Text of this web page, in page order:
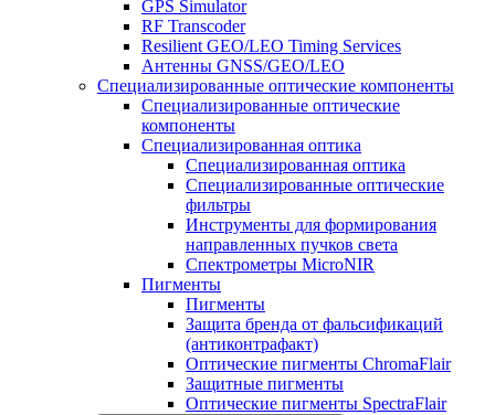
GPS Simulator
RF Transcoder
Resilient GEO/LEO Timing Services
Антенны GNSS/GEO/LEO
Специализированные оптические компоненты
Специализированные оптические
компоненты
Специализированная оптика
Специализированная оптика
Специализированные оптические
фильтры
Инструменты для формирования
направленных пучков света
Спектрометры MicroNIR
Пигменты
Пигменты
Защита бренда от фальсификаций
(антиконтрафакт)
Оптические пигменты ChromaFlair
Защитные пигменты
Оптические пигменты SpectraFlair